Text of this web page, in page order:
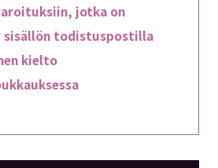
jotka on
todistuspostilla
kielto